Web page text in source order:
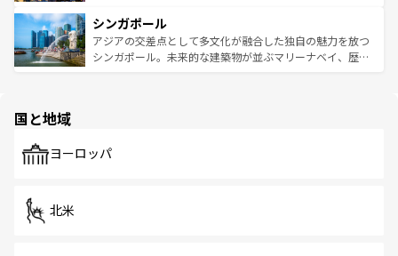
参照してほしい。
激する。気候は一年中温暖で、どの季節にも異なる楽しみ
が待っている。親しみやすいタイの人々、仏教を中心とし
た文化、そして多様な観光資源が、訪れる旅人を魅了し続
み、どこを訪れても感動するはず。観光スポットが密集し
ており、効率よく見どころを回れるのも魅力。息をのむよ
うな絶景から文化的な体験まで、香港を存分に楽しみ尽く
シンガポール
アジアの交差点として多文化が融合した独自の魅力を放つ
シンガポール。未来的な建築物が並ぶマリーナベイ、歴史
で、ホーカーズは地元の風情を楽しめる外せないスポット
国と地域
ヨーロッパ
北米